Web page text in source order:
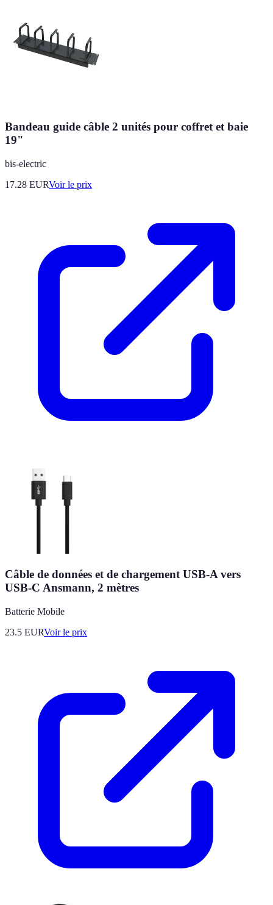
Bandeau guide câble 2 unités pour coffret et baie
19"
bis-electric
17.28 EURVoir le prix
Câble de données et de chargement USB-A vers
USB-C Ansmann, 2 mètres
Batterie Mobile
23.5 EURVoir le prix